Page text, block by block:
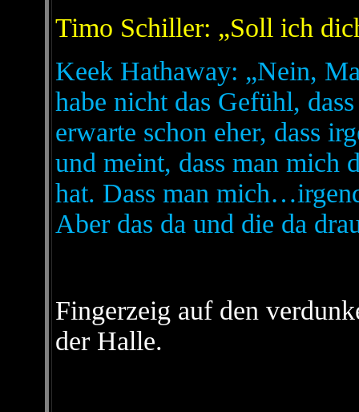
Timo Schiller: „Soll ich
Keek Hathaway: „Nein,
habe nicht das Gefühl,
erwarte schon eher, dass
und meint, dass man mich
hat. Dass man
Aber das da und die da
Fingerzeig auf den
der Halle.